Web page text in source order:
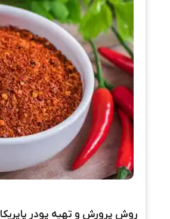
روش پرورش و تهیه پودر پاپریکا